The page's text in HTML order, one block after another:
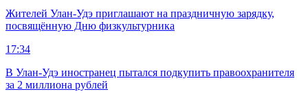
Жителей Улан-Удэ приглашают на праздничную зарядку,
посвящённую Дню физкультурника
17:34
В Улан-Удэ иностранец пытался подкупить правоохранителя
за 2 миллиона рублей